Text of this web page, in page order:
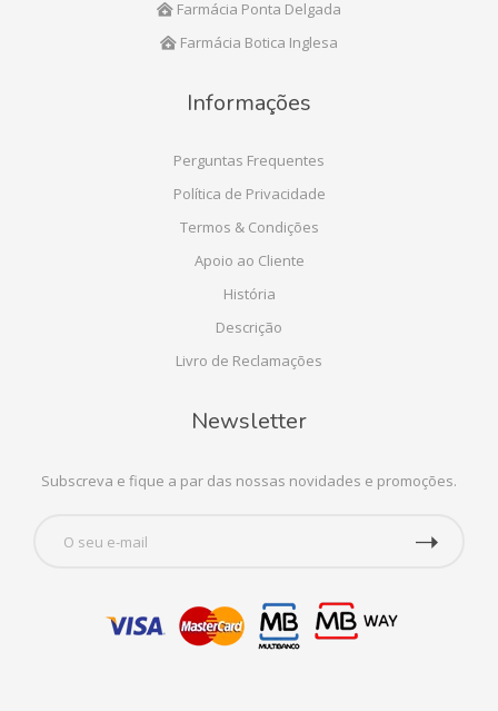
Farmácia Ponta Delgada
Farmácia Botica Inglesa
Informações
Perguntas Frequentes
Política de Privacidade
Termos & Condições
Apoio ao Cliente
História
Descrição
Livro de Reclamações
Newsletter
Subscreva e fique a par das nossas novidades e promoções.